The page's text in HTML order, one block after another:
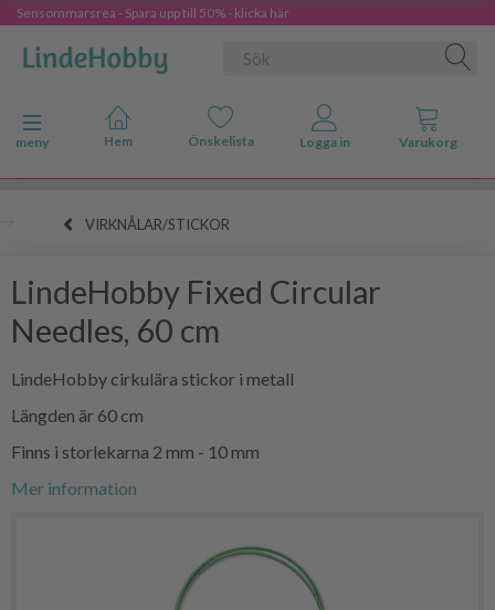
Sensommarsrea - Spara upp till 50% - klicka här
Ändra navigering
meny
VIRKNÅLAR/STICKOR
LindeHobby Fixed Circular
Needles, 60 cm
LindeHobby cirkulära stickor i metall
Längden är 60 cm
Finns i storlekarna 2 mm - 10 mm
Mer information